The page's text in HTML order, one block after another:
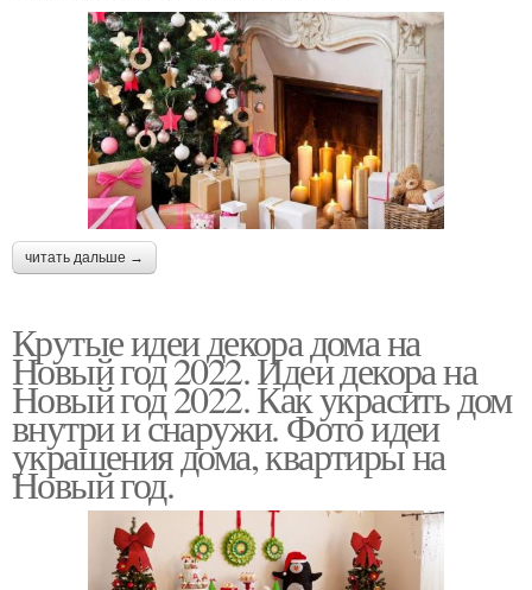
читать дальше →
Крутые идеи декора дома на
Новый год 2022. Идеи декора на
Новый год 2022. Как украсить дом
внутри и снаружи. Фото идеи
украшения дома, квартиры на
Новый год.